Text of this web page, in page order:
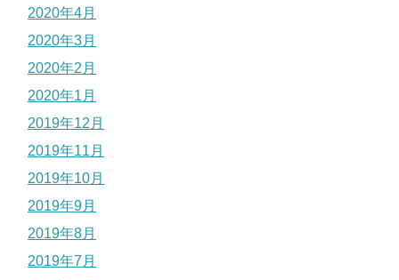
2020年4月
2020年3月
2020年2月
2020年1月
2019年12月
2019年11月
2019年10月
2019年9月
2019年8月
2019年7月